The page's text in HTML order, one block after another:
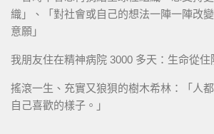
織」、「對社會或自己的想法一陣一陣改
意願」
我朋友住在精神病院 3000 多天：生命從
搖滾一生、充實又狼狽的樹木希林：「人
自己喜歡的樣子。」